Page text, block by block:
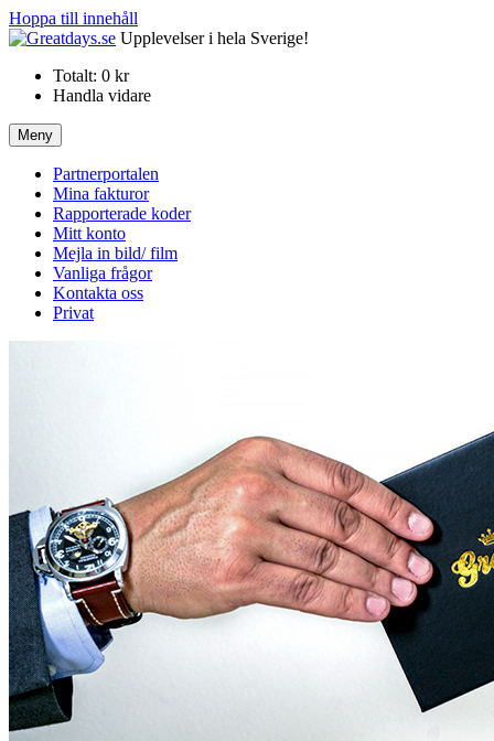
Hoppa till innehåll
Upplevelser i hela Sverige!
Totalt: 0 kr
Handla vidare
Meny
Partnerportalen
Mina fakturor
Rapporterade koder
Mitt konto
Mejla in bild/ film
Vanliga frågor
Kontakta oss
Privat